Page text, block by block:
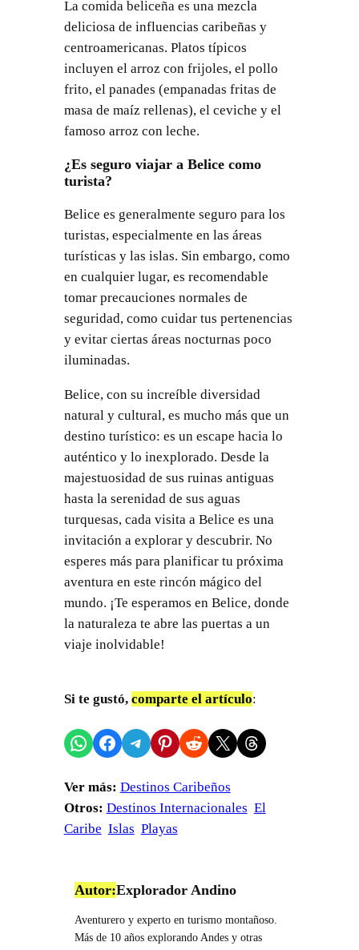
La comida beliceña es una mezcla
deliciosa de influencias caribeñas y
centroamericanas. Platos típicos
incluyen el arroz con frijoles, el pollo
frito, el panades (empanadas fritas de
masa de maíz rellenas), el ceviche y el
famoso arroz con leche.
¿Es seguro viajar a Belice como
turista?
Belice es generalmente seguro para los
turistas, especialmente en las áreas
turísticas y las islas. Sin embargo, como
en cualquier lugar, es recomendable
tomar precauciones normales de
seguridad, como cuidar tus pertenencias
y evitar ciertas áreas nocturnas poco
iluminadas.
Belice, con su increíble diversidad
natural y cultural, es mucho más que un
destino turístico: es un escape hacia lo
auténtico y lo inexplorado. Desde la
majestuosidad de sus ruinas antiguas
hasta la serenidad de sus aguas
turquesas, cada visita a Belice es una
invitación a explorar y descubrir. No
esperes más para planificar tu próxima
aventura en este rincón mágico del
mundo. ¡Te esperamos en Belice, donde
la naturaleza te abre las puertas a un
viaje inolvidable!
Si te gustó, comparte el artículo:
Compartir en WhatsApp
Compartir en Facebook
Compartir en Telegram
Compartir en Pinterest
Compartir en Reddit
Compartir en X Share on Threads
Ver más: Destinos Caribeños
Otros: Destinos Internacionales El
Caribe Islas Playas
Autor:Explorador Andino
Aventurero y experto en turismo montañoso.
Más de 10 años explorando Andes y otras